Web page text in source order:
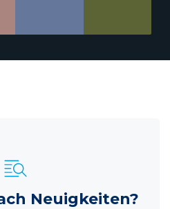
Neuigkeiten?